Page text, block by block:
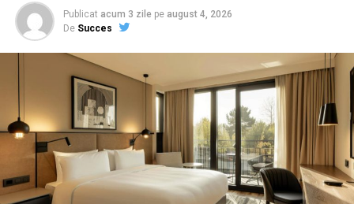
Publicat acum 3 zile pe august 4, 2026
De Succes